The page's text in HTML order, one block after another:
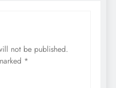
not be published.
*